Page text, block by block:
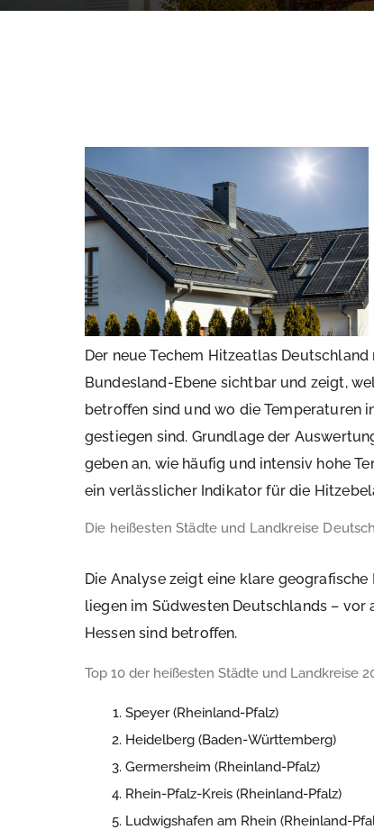
Der neue Techem Hitzeatlas
Bundesland-Ebene sichtbar und zeigt,
betroffen sind und wo die Temperaturen
gestiegen sind. Grundlage der
geben an, wie häufig und intensiv hohe
ein verlässlicher Indikator für die
Die heißesten Städte und Landkreise
Die Analyse zeigt eine klare
liegen im Südwesten Deutschlands –
Hessen sind betroffen.
Top 10 der heißesten Städte und Landkreise
Speyer (Rheinland-Pfalz)
Heidelberg (Baden-Württemberg)
Germersheim (Rheinland-Pfalz)
Rhein-Pfalz-Kreis (Rheinland-Pfalz)
Ludwigshafen am Rhein (Rheinland-